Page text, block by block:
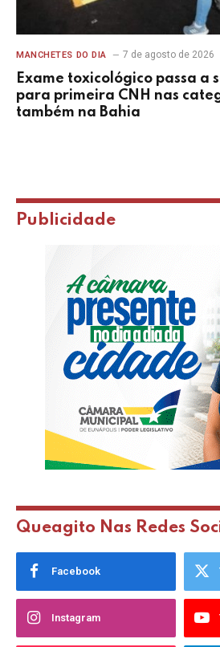
MANCHETES DO DIA 7 de agosto de 2026
Exame toxicológico passa a
para primeira CNH nas
também na Bahia
Publicidade
Queagito Nas Redes
Facebook
Instagram